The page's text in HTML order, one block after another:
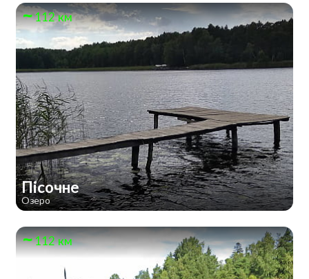
112 км
Пісочне
Озеро
112 км